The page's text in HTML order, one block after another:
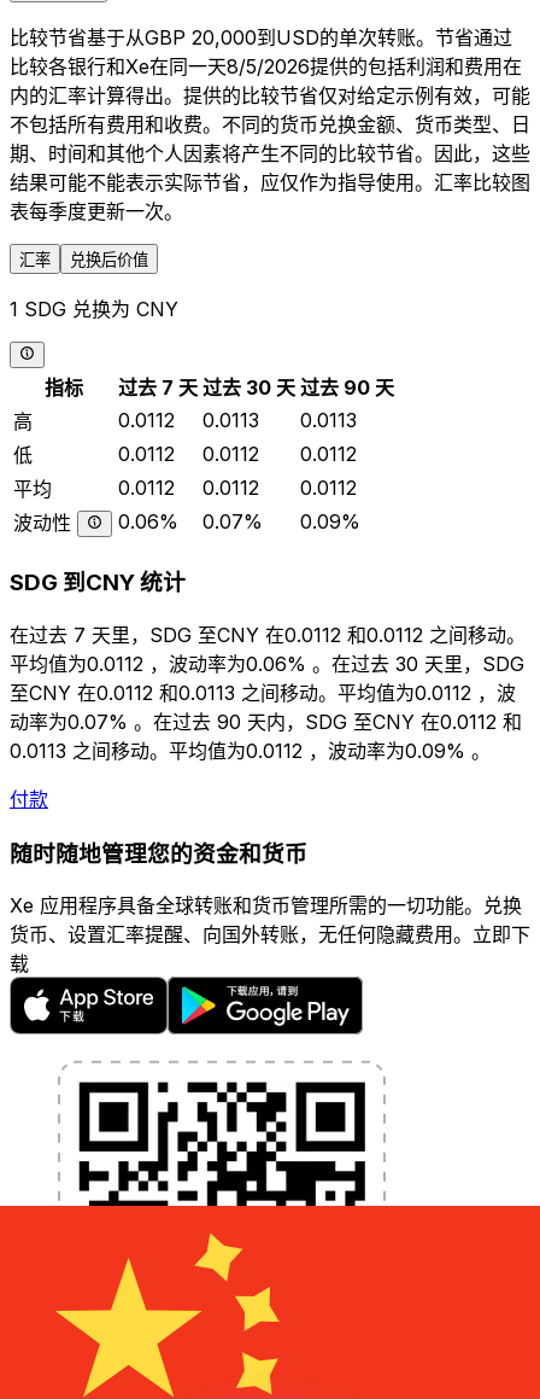
比较节省基于从GBP 20,000到USD的单次转账。节省通过
比较各银行和Xe在同一天8/5/2026提供的包括利润和费用在
内的汇率计算得出。提供的比较节省仅对给定示例有效，可能
不包括所有费用和收费。不同的货币兑换金额、货币类型、日
期、时间和其他个人因素将产生不同的比较节省。因此，这些
结果可能不能表示实际节省，应仅作为指导使用。汇率比较图
表每季度更新一次。
汇率 兑换后价值
1 SDG 兑换为 CNY
指标 过去 7 天 过去 30 天 过去 90 天
高
0.0112 0.0113
0.0113
低
0.0112 0.0112
0.0112
平均
0.0112 0.0112
0.0112
波动性
0.06% 0.07% 0.09%
SDG 到CNY 统计
在过去 7 天里，SDG 至CNY 在0.0112 和0.0112 之间移动。
平均值为0.0112 ，波动率为0.06% 。在过去 30 天里，SDG
至CNY 在0.0112 和0.0113 之间移动。平均值为0.0112 ，波
动率为0.07% 。在过去 90 天内，SDG 至CNY 在0.0112 和
0.0113 之间移动。平均值为0.0112 ，波动率为0.09% 。
付款
随时随地管理您的资金和货币
Xe 应用程序具备全球转账和货币管理所需的一切功能。兑换
货币、设置汇率提醒、向国外转账，无任何隐藏费用。立即下
载